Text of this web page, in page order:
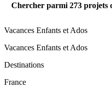
Chercher parmi 273 projets
Vacances Enfants et Ados
Vacances Enfants et Ados
Destinations
France